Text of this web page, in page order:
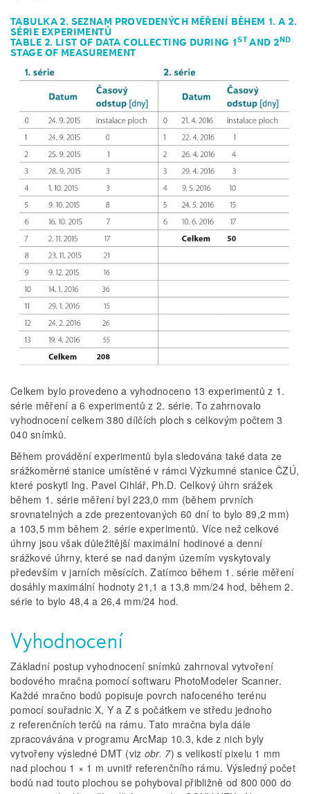
TABULKA 2. SEZNAM PROVEDENÝCH MĚŘENÍ BĚHEM 1. A 2.
SÉRIE EXPERIMENTŮ
TABLE 2. LIST OF DATA COLLECTING DURING 1ST AND 2 ND
STAGE OF MEASUREMENT
Celkem bylo provedeno a vyhodnoceno 13 experimentů z 1.
série měření a 6 experimentů z 2. série. To zahrnovalo
vyhodnocení celkem 380 dílčích ploch s celkovým počtem 3
040 snímků.
Během provádění experimentů byla sledována také data ze
srážkoměrné stanice umístěné v rámci Výzkumné stanice ČZÚ,
které poskytl Ing. Pavel Cihlář, Ph.D. Celkový úhrn srážek
během 1. série měření byl 223,0 mm (během prvních
srovnatelných a zde prezentovaných 60 dní to bylo 89,2 mm)
a 103,5 mm během 2. série experimentů. Více než celkové
úhrny jsou však důležitější maximální hodinové a denní
srážkové úhrny, které se nad daným územím vyskytovaly
především v jarních měsících. Zatímco během 1. série měření
dosáhly maximální hodnoty 21,1 a 13,8 mm/24 hod, během 2.
série to bylo 48,4 a 26,4 mm/24 hod.
Vyhodnocení
Základní postup vyhodnocení snímků zahrnoval vytvoření
bodového mračna pomocí softwaru PhotoModeler Scanner.
Každé mračno bodů popisuje povrch nafoceného terénu
pomocí souřadnic X, Y a Z s počátkem ve středu jednoho
z referenčních terčů na rámu. Tato mračna byla dále
zpracovávána v programu ArcMap 10.3, kde z nich byly
vytvořeny výsledné DMT (viz obr. 7) s velikostí pixelu 1 mm
nad plochou 1 × 1 m uvnitř referenčního rámu. Výsledný počet
bodů nad touto plochou se pohyboval přibližně od 800 000 do